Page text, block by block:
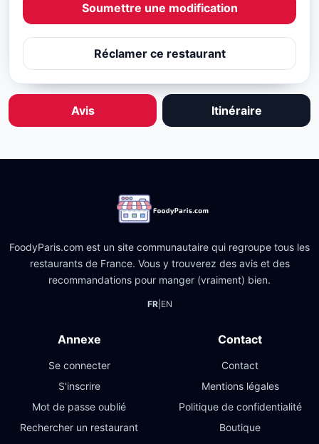
Soumettre une modification
Réclamer ce restaurant
Avis Itinéraire
FoodyParis.com est un site communautaire qui regroupe tous les
restaurants de France. Vous y trouverez des avis et des
recommandations pour manger (vraiment) bien.
FR| EN
Annexe
Se connecter
S'inscrire
Mot de passe oublié
Rechercher un restaurant
Contact
Contact
Mentions légales
Politique de confidentialité
Boutique